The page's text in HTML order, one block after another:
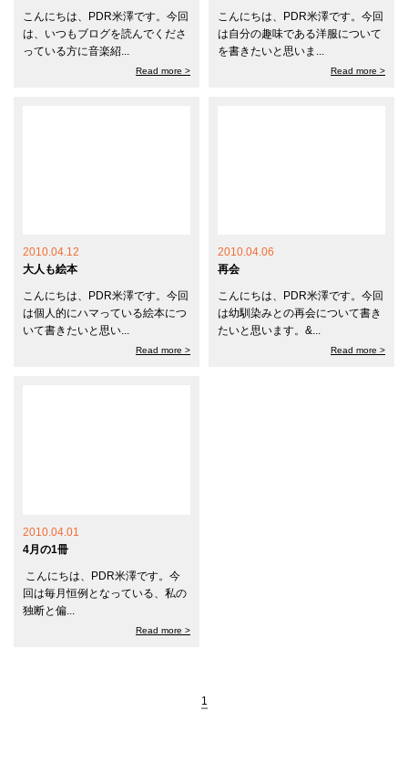
こんにちは、PDR米澤です。今回
は、いつもブログを読んでくださ
っている方に音楽紹...
Read more >
こんにちは、PDR米澤です。今回
は自分の趣味である洋服について
を書きたいと思いま...
Read more >
2010.04.12
大人も絵本
こんにちは、PDR米澤です。今回
は個人的にハマっている絵本につ
いて書きたいと思い...
Read more >
2010.04.06
再会
こんにちは、PDR米澤です。今回
は幼馴染みとの再会について書き
たいと思います。&...
Read more >
2010.04.01
4月の1冊
こんにちは、PDR米澤です。今
回は毎月恒例となっている、私の
独断と偏...
Read more >
1